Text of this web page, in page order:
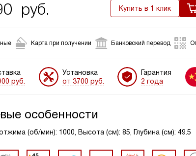
руб. Купить в 1 клик
Карта при получении Банковский перевод
руб.
Установка
от 3700 руб.
Гарантия
2 года
особенности
(об/мин): 1000, Высота (см): 85, Глубина (см): 49.5